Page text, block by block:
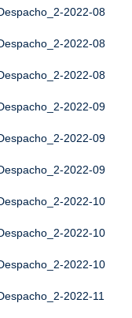
2022-08
2022-08
2022-08
2022-09
2022-09
2022-09
2022-10
2022-10
2022-10
2022-11